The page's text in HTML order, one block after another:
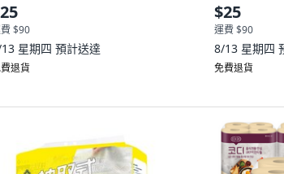
$90
星期四 預計送達
退貨
$25
運費 $90
8/13 星期四
免費退貨